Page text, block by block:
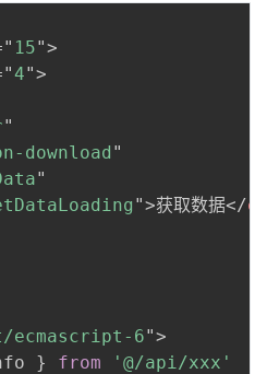
" 15">
"4">
"
download "
"
">获取数据</
ecmascript-6">
} from '@/api/xxx'